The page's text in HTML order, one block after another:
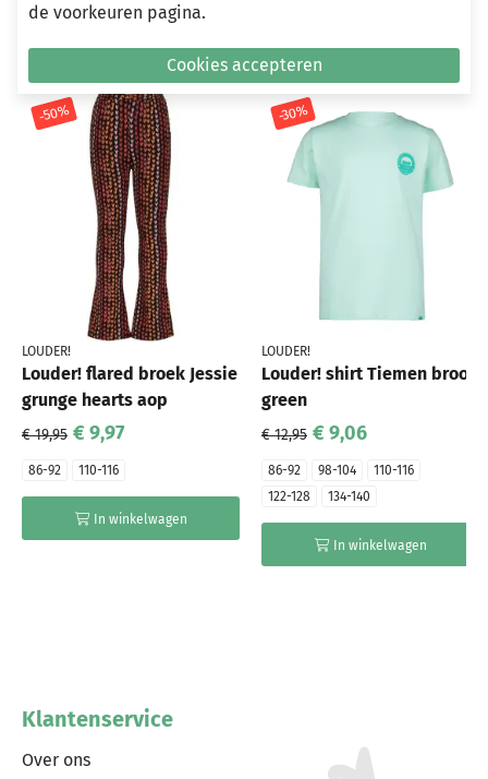
Andere bekeken ook
Wellicht ook iets voor jou?
-50%
LOUDER!
Louder! flared broek Jessie
grunge hearts aop
€ 19,95 € 9,97
86-92 110-116
In winkelwagen
-30%
LOUDER!
Louder! shirt Tiemen brook
green
€ 12,95 € 9,06
86-92 98-104
110-116
122-128
134-140
In winkelwagen
Klantenservice
Over ons
de voorkeuren pagina.
Cookies accepteren